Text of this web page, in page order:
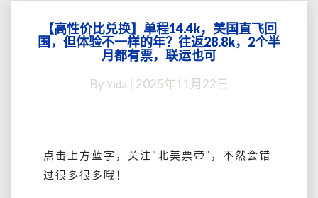
【高
性
价
比
兑
14.4k，
【高性价比兑换】单程14.4k，美国直飞回
国，但体验不一样的年？往返28.8k，2个半
月都有票，联运也可
By Yida 2025年11月22日
点击上方蓝字，关注 “北美票帝” ，不然会错
过很多很多哦！